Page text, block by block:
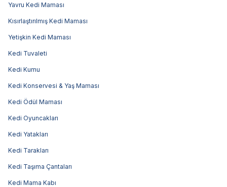
Yavru Kedi Maması
Kısırlaştırılmış Kedi Maması
Yetişkin Kedi Maması
Kedi Tuvaleti
Kedi Kumu
Kedi Konservesi & Yaş Maması
Kedi Ödül Maması
Kedi Oyuncakları
Kedi Yatakları
Kedi Tarakları
Kedi Taşıma Çantaları
Kedi Mama Kabı